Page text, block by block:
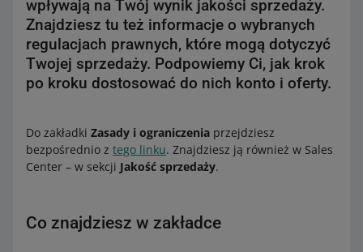
wpływają na Twój wynik jakości sprzedaży.
Znajdziesz tu też informacje o wybranych
regulacjach prawnych, które mogą dotyczyć
Twojej sprzedaży. Podpowiemy Ci, jak krok
po kroku dostosować do nich konto i oferty.
Do zakładki Zasady i ograniczenia przejdziesz
bezpośrednio z tego linku. Znajdziesz ją również w Sales
Center – w sekcji Jakość sprzedaży.
Co znajdziesz w zakładce